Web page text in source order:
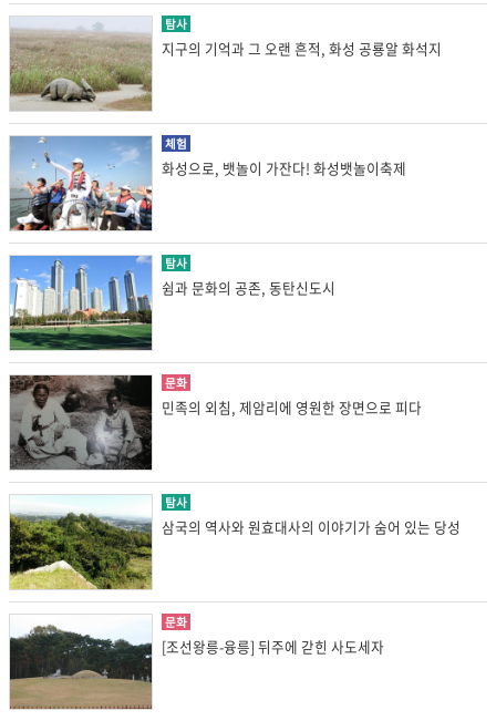
탐사
지구의 기억과 그 오랜 흔적, 화성 공룡알 화석지
체험
화성으로, 뱃놀이 가잔다! 화성뱃놀이축제
탐사
쉼과 문화의 공존, 동탄신도시
문화
민족의 외침, 제암리에 영원한 장면으로 피다
탐사
삼국의 역사와 원효대사의 이야기가 숨어 있는 당성
문화
[조선왕릉-융릉] 뒤주에 갇힌 사도세자